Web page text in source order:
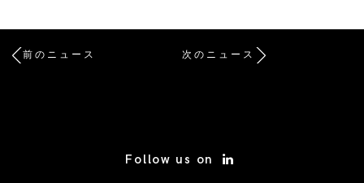
前のニュース 次のニュース
Follow us on